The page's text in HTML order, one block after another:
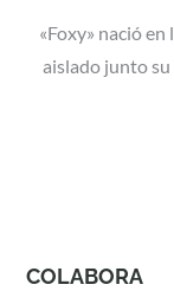
«Foxy» nació en
aislado junto
COLABORA